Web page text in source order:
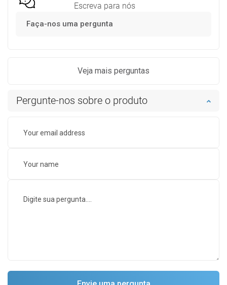
Escreva para nós
Faça-nos uma pergunta
Veja mais perguntas
Pergunte-nos sobre o produto